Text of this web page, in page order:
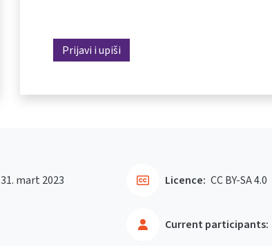
Prijavi i upiši
31. mart 2023
Current participants:
Licence: CC BY-SA 4.0